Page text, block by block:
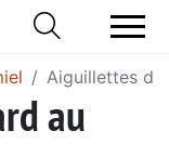
Aiguillettes
au